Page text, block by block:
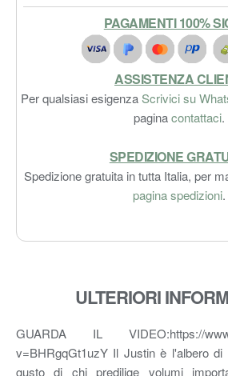
PAGAMENTI 100%
ASSISTENZA
Per qualsiasi esigenzaScrivici su
paginacontattaci.
SPEDIZIONE
Spedizione gratuita in tutta Italia, per
pagina spedizioni.
ULTERIORI
GUARDA IL VIDEO:https://
v=BHRgqGt1uzY Il Justin è l'albero
gusto di chi predilige volumi